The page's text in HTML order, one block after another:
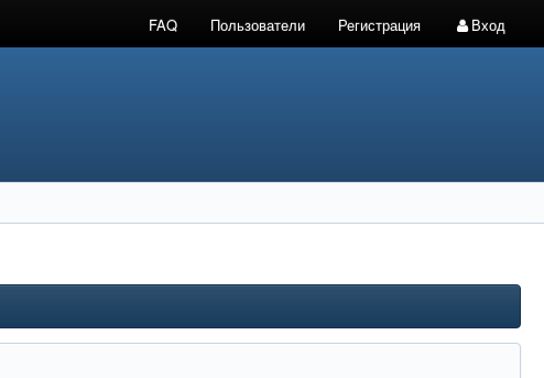
FAQ Пользователи Регистрация Вход